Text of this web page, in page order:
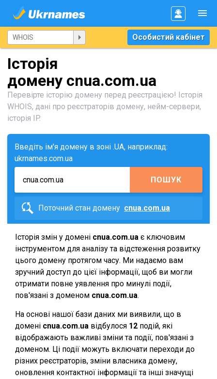
Особистий кабінет
Історія
домену cnua.com.ua
Перевірте історію домену перед реєстрацією! Історія
WHOIS, дані про реєстраторів домену, нейм-сервери,
історія IP.
Введіть ім'я домену в зоні .UA, наприклад:
ukrnames.com.ua
ПОШУК
Поточний стан домену cnua.com.ua
Історія змін у домені cnua.com.ua є ключовим
інструментом для аналізу та відстеження розвитку
цього домену протягом часу. Ми надаємо вам
зручний доступ до цієї інформації, щоб ви могли
отримати повне уявлення про минулі події,
пов'язані з доменом cnua.com.ua.
На основі нашої бази даних ми виявили, що в
домені cnua.com.ua відбулося 12 подій, які
відображають важливі зміни та події, пов'язані з
доменом. Ці події можуть включати переходи до
різних реєстраторів, зміни власника домену,
оновлення контактної інформації та інші значущі